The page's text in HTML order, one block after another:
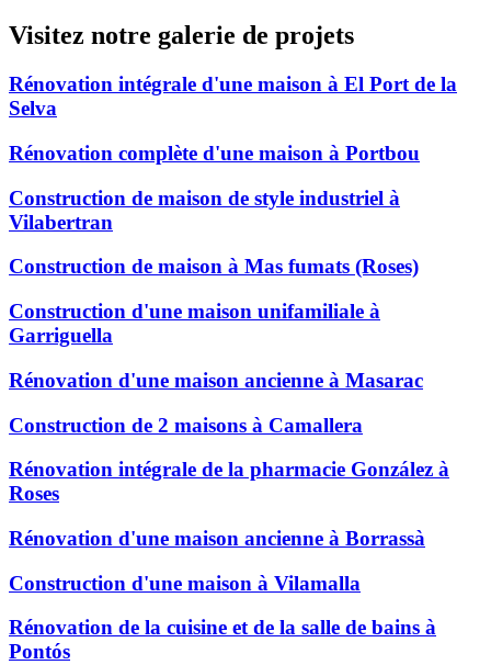
Visitez notre galerie de projets
Rénovation intégrale d'une maison à El Port de la
Selva
Rénovation complète d'une maison à Portbou
Construction de maison de style industriel à
Vilabertran
Construction de maison à Mas fumats (Roses)
Construction d'une maison unifamiliale à
Garriguella
Rénovation d'une maison ancienne à Masarac
Construction de 2 maisons à Camallera
Rénovation intégrale de la pharmacie González à
Roses
Rénovation d'une maison ancienne à Borrassà
Construction d'une maison à Vilamalla
Rénovation de la cuisine et de la salle de bains à
Pontós